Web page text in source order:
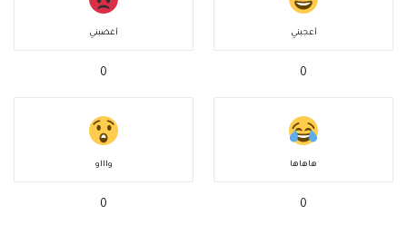
أعجبني
0
أغضبني
0
هاهاها
0
واااو
0